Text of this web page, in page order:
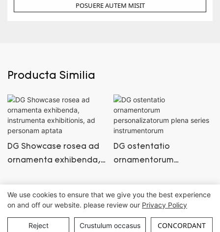
POSUERE AUTEM MISIT
Producta Similia
DG Showcase rosea ad
ornamenta exhibenda,
DG ostentatio
ornamentorum
Iura omnia reservantur © Guangzhou DG Supellectilis Societas, Ltd. |
Index situs
We use cookies to ensure that we give you the best experience
on and off our website. please review our Privacy Policy
Reject Crustulum occasus CONCORDANT